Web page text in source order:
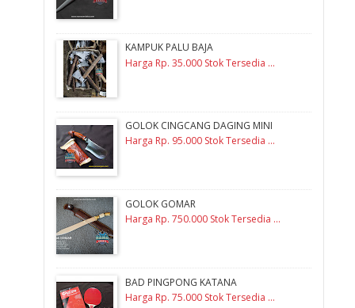
KAMPUK PALU BAJA
Harga Rp. 35.000 Stok Tersedia ...
GOLOK CINGCANG DAGING MINI
Harga Rp. 95.000 Stok Tersedia ...
GOLOK GOMAR
Harga Rp. 750.000 Stok Tersedia ...
BAD PINGPONG KATANA
Harga Rp. 75.000 Stok Tersedia ...